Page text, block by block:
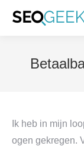
Ik heb in mijn
ogen gekregen.